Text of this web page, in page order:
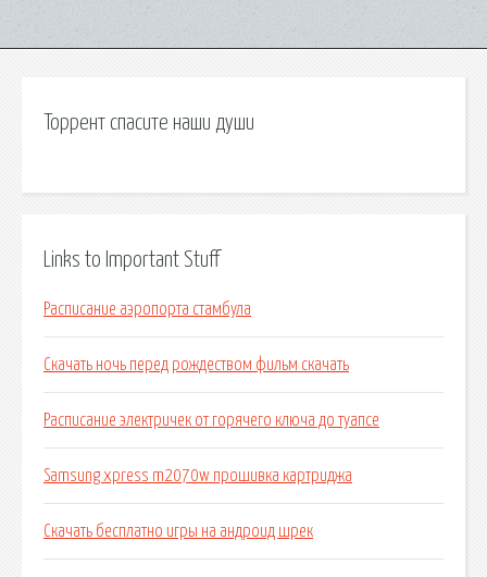
Торрент спасите наши души
Links to Important Stuff
Расписание аэропорта стамбула
Скачать ночь перед рождеством фильм скачать
Расписание электричек от горячего ключа до туапсе
Samsung xpress m2070w прошивка картриджа
Скачать бесплатно игры на андроид шрек